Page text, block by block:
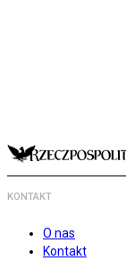
KONTAKT
O nas
Kontakt